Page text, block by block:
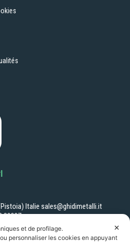
Italie sales@ghidimetalli.it
30887
✕
et de profilage.
personnaliser les cookies en appuyant